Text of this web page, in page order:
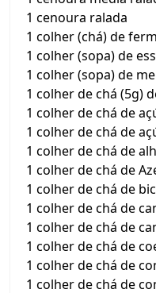
1 cenoura ralada
1 colher (chá) de
1 colher (sopa) de
1 colher (sopa) de
1 colher de chá (5g)
1 colher de chá de
1 colher de chá de
1 colher de chá de
1 colher de chá de
1 colher de chá de
1 colher de chá de
1 colher de chá de
1 colher de chá de
1 colher de chá de
1 colher de chá de